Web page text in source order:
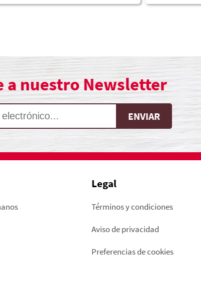
a nuestro Newsletter
Legal
Términos y condiciones
Aviso de privacidad
Preferencias de cookies